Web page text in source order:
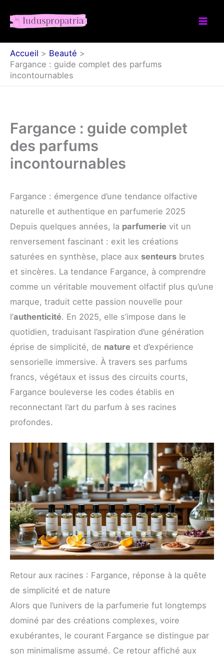
Accueil
Beauté
Fargance : guide complet des parfums
incontournables
Fargance : guide complet
des parfums
incontournables
Fargance : émergence d’une tendance olfactive
naturelle et authentique en parfumerie 2025
Depuis quelques années, la parfumerie vit un
renversement fascinant : exit les créations
saturées en synthèse, place aux senteurs brutes
et sincères. La tendance Fargance, à comprendre
comme un véritable mouvement olfactif plus qu’une
marque, traduit cette passion nouvelle pour
l’authenticité. En 2025, elle s’impose dans le
quotidien, traduisant l’aspiration d’une génération
éprise de simplicité, de nature et d’expérience
sensorielle immersive. À travers ses parfums
francs, végétaux et issus des circuits courts,
Fargance bouleverse les codes établis en
reconnectant l’art du parfum à ses racines
profondes.
Retour aux racines : Fargance, réponse à la quête
de simplicité et de nature
Alors que l’univers de la parfumerie fut longtemps
dominé par des créations complexes, voire
exubérantes, le courant Fargance se distingue par
son minimalisme assumé. Ce retour affiché aux